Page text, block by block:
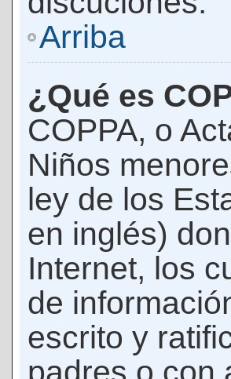
Arriba
¿Qué es
COPPA, o
Niños
ley de los
en inglés)
Internet, los
de
escrito y